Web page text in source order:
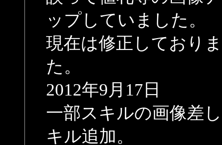
ップしていました。
現在は修正しており
た。
2012年9月17日
一部スキルの画像差
キル追加。